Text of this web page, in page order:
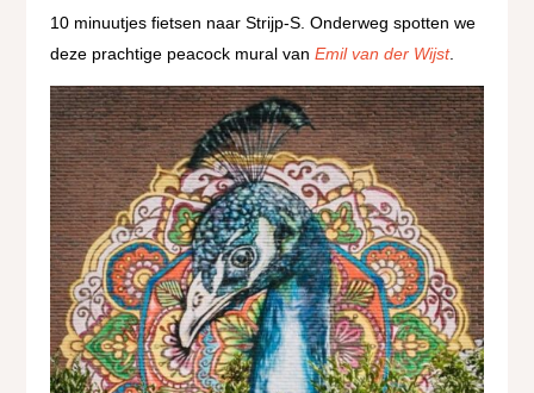
10 minuutjes fietsen naar Strijp-S. Onderweg spotten we
deze prachtige peacock mural vanEmil van der Wijst.